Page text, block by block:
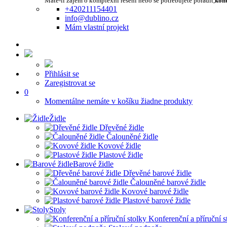
+420211154401
info@dublino.cz
Mám vlastní projekt
Přihlásit se
Zaregistrovat se
0
Momentálne nemáte v košíku žiadne produkty
Židle
Dřevěné židle
Čalouněné židle
Kovové židle
Plastové židle
Barové židle
Dřevěné barové židle
Čalouněné barové židle
Kovové barové židle
Plastové barové židle
Stoly
Konferenční a příruční